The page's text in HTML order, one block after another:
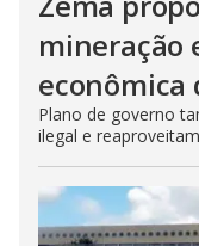
mineração
econômica
Plano de governo
ilegal e